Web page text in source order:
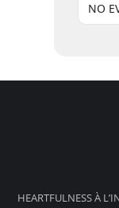
NO
HEARTFULNESS À